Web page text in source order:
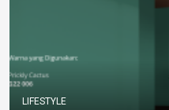
LIFESTYLE